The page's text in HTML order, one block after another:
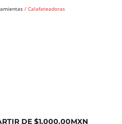
/ Calafateadoras
DE $1,000.00MXN